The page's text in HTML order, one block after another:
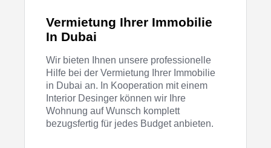
Vermietung Ihrer Immobilie
In Dubai
Wir bieten Ihnen unsere professionelle
Hilfe bei der Vermietung Ihrer Immobilie
in Dubai an. In Kooperation mit einem
Interior Desinger können wir Ihre
Wohnung auf Wunsch komplett
bezugsfertig für jedes Budget anbieten.